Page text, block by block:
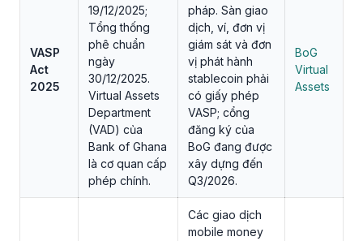
VASP
Act
2025
19/12/2025;
Tổng thống
phê chuẩn
ngày
30/12/2025.
Virtual Assets
Department
(VAD) của
Bank of Ghana
là cơ quan cấp
phép chính.
pháp. Sàn giao
dịch, ví, đơn vị
giám sát và đơn
vị phát hành
stablecoin phải
có giấy phép
VASP; cổng
đăng ký của
BoG đang được
xây dựng đến
Q3/2026.
BoG
Virtual
Assets
Các giao dịch
mobile money